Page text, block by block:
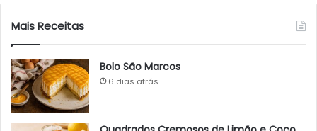
Mais Receitas
Bolo São Marcos
6 dias atrás